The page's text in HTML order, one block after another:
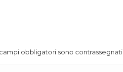
obbligatori sono contrassegnati